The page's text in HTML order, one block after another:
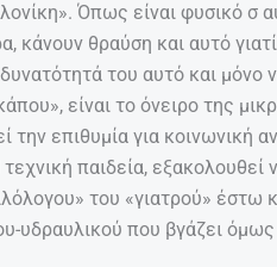
Όπως είναι φυσικό σ
κάνουν θραύση και αυτό
του αυτό και μόνο
είναι το όνειρο της
την επιθυμία για κοινωνική
παιδεία, εξακολουθεί
του «γιατρού» έστω
υδραυλικού που βγάζει